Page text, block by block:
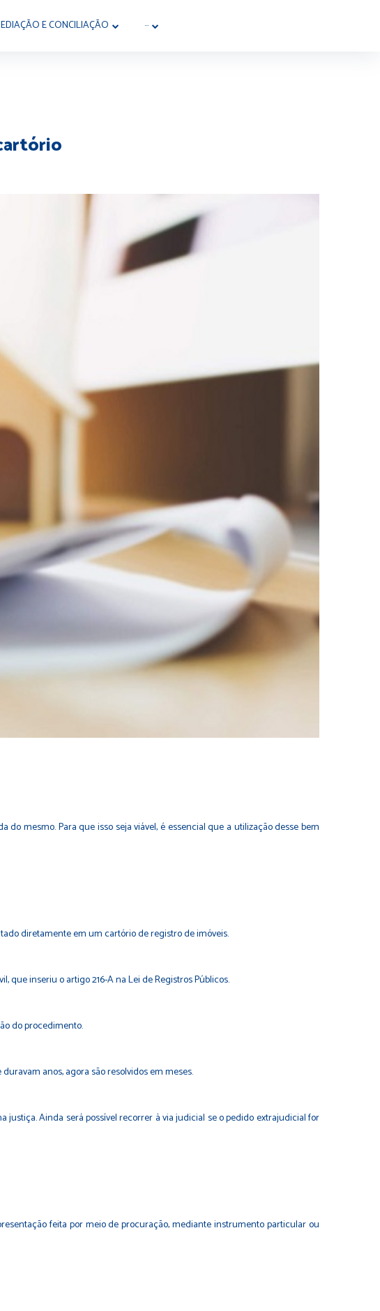
E CONCILIAÇÃO ···
mesmo. Para que isso seja viável, é essencial que a utilização desse bem
diretamente em um cartório de registro de imóveis.
que inseriu o artigo216-AnaLei de Registros Públicos.
do procedimento.
anos, agora são resolvidos em meses.
Ainda será possível recorrer à via judicial se o pedido extrajudicial for
feita por meio de procuração, mediante instrumento particular ou